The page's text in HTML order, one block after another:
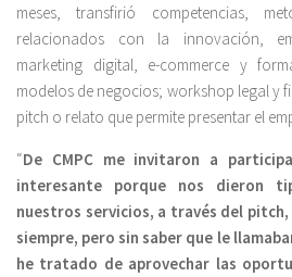
meses, transfirió competencias,
relacionados con la innovación,
marketing digital, e-commerce y
modelos de negocios; workshop legal y
pitch o relato que permite presentar el
“De CMPC me invitaron a
interesante porque nos dieron
nuestros servicios, a través del pitch,
siempre, pero sin saber que le
he tratado de aprovechar las